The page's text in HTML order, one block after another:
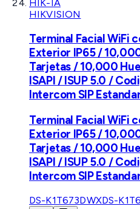
HIKVISION
Terminal Facial WiFi
Exterior IP65 /
Tarjetas / 10,000
ISAPI / ISUP 5.0 /
Intercom SIP
Terminal Facial WiFi
Exterior IP65 /
Tarjetas / 10,000
ISAPI / ISUP 5.0 /
Intercom SIP
DS-K1T673DWXDS-